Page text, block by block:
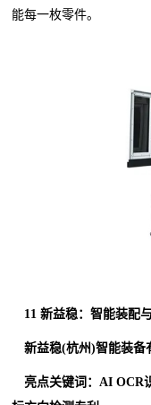
能每一枚零件。
11 新益稳：智能装配
新益稳(杭州)智能装备
亮点关键词：AI OCR